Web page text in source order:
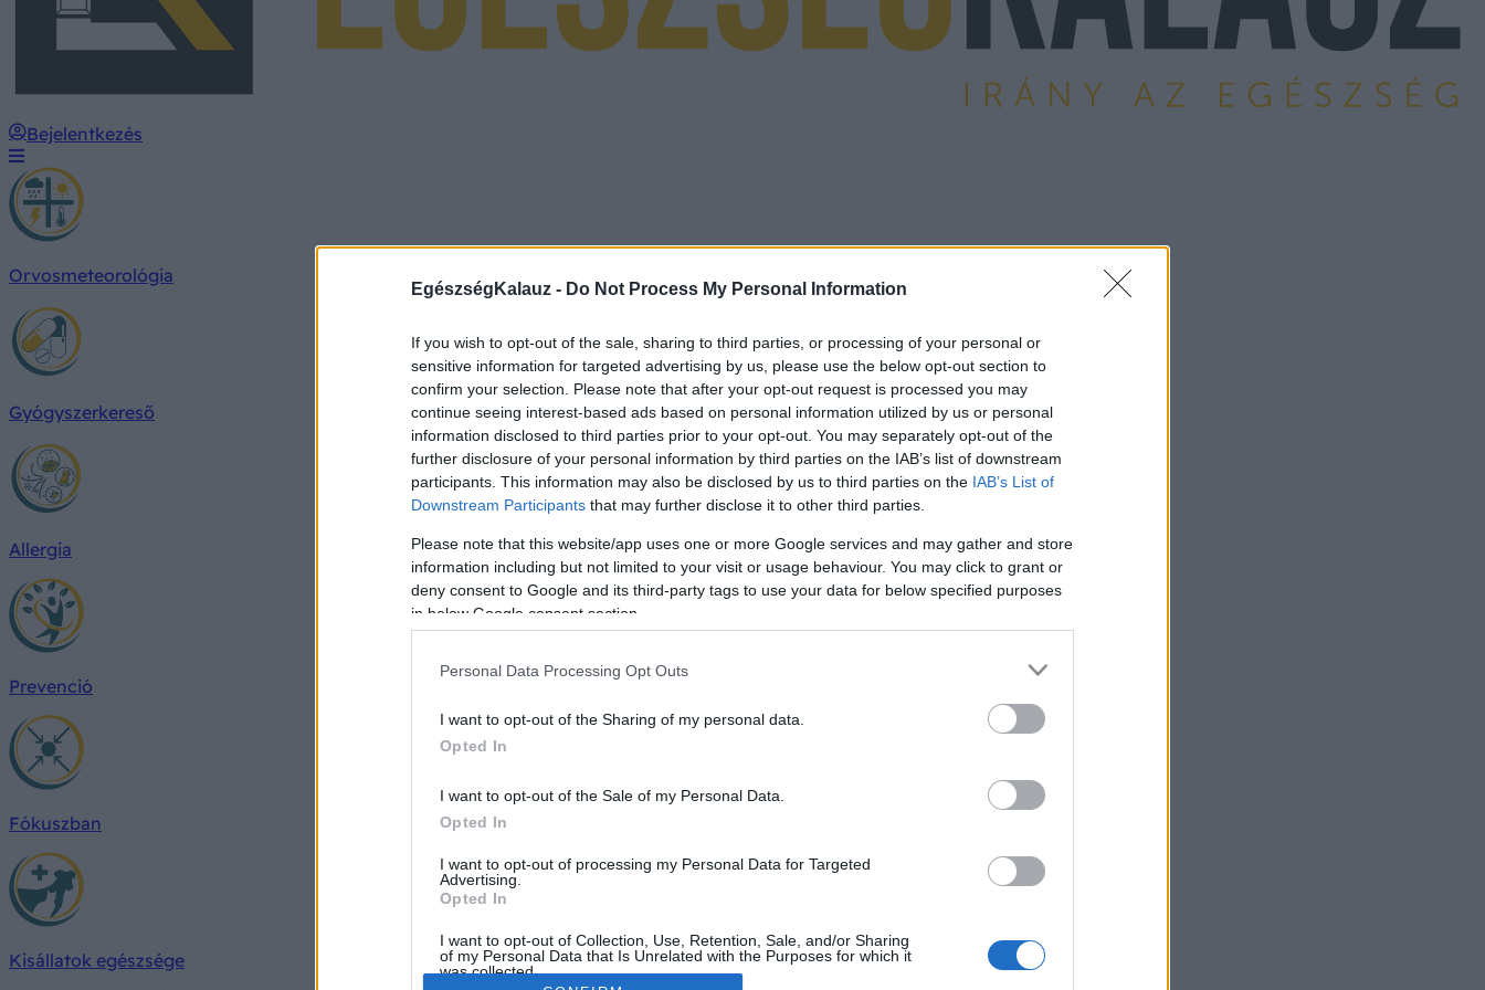
EgészségKalauz - Do Not Process My Personal Information
If you wish to opt-out of the sale, sharing to third parties, or processing of your personal or
sensitive information for targeted advertising by us, please use the below opt-out section to
confirm your selection. Please note that after your opt-out request is processed you may
continue seeing interest-based ads based on personal information utilized by us or personal
information disclosed to third parties prior to your opt-out. You may separately opt-out of the
further disclosure of your personal information by third parties on the IAB’s list of downstream
participants. This information may also be disclosed by us to third parties on the IAB’s List of
Downstream Participants that may further disclose it to other third parties.
Please note that this website/app uses one or more Google services and may gather and store
information including but not limited to your visit or usage behaviour. You may click to grant or
deny consent to Google and its third-party tags to use your data for below specified purposes
in below Google consent section.
Personal Data Processing Opt Outs
I want to opt-out of the Sharing of my personal data.
Opted In
I want to opt-out of the Sale of my Personal Data.
Opted In
I want to opt-out of processing my Personal Data for Targeted
Advertising.
Opted In
I want to opt-out of Collection, Use, Retention, Sale, and/or Sharing
of my Personal Data that Is Unrelated with the Purposes for which it
was collected.
Bejelentkezés
Orvosmeteorológia
Gyógyszerkereső
Allergia
Prevenció
Fókuszban
Kisállatok egészsége